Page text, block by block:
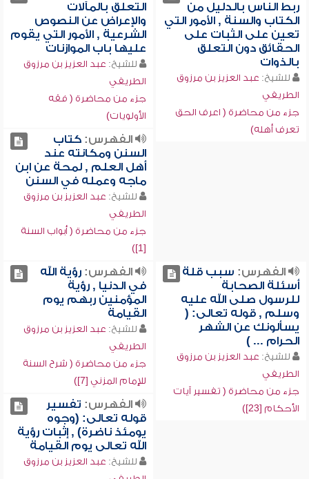
ربط الناس بالدليل من
الكتاب والسنة , الأمور التي
تعين على الثبات على
الحقائق دون التعلق
بالذوات
للشيخ: عبد العزيز بن مرزوق
الطريفي
جزء من محاضرة ( اعرف الحق
تعرف أهله)
التعلق بالمآلات
والإعراض عن النصوص
الشرعية , الأمور التي يقوم
عليها باب الموازنات
للشيخ: عبد العزيز بن مرزوق
الطريفي
جزء من محاضرة ( فقه
الأولويات)
الفهرس:كتاب
السنن ومكانته عند
أهل العلم , لمحة عن ابن
ماجه وعمله في السنن
للشيخ: عبد العزيز بن مرزوق
الطريفي
جزء من محاضرة ( أبواب السنة
[1])
الفهرس: سبب قلة
أسئلة الصحابة
للرسول صلى الله عليه
وسلم , قوله تعالى: (
يسألونك عن الشهر
الحرام ... )
للشيخ: عبد العزيز بن مرزوق
الطريفي
جزء من محاضرة ( تفسير آيات
الأحكام [23])
الفهرس:رؤية الله
في الدنيا , رؤية
المؤمنين ربهم يوم
القيامة
للشيخ: عبد العزيز بن مرزوق
الطريفي
جزء من محاضرة ( شرح السنة
للإمام المزني [7])
الفهرس: تفسير
قوله تعالى: (وجوه
يومئذ ناضرة) , إثبات رؤية
الله تعالى يوم القيامة
للشيخ: عبد العزيز بن مرزوق